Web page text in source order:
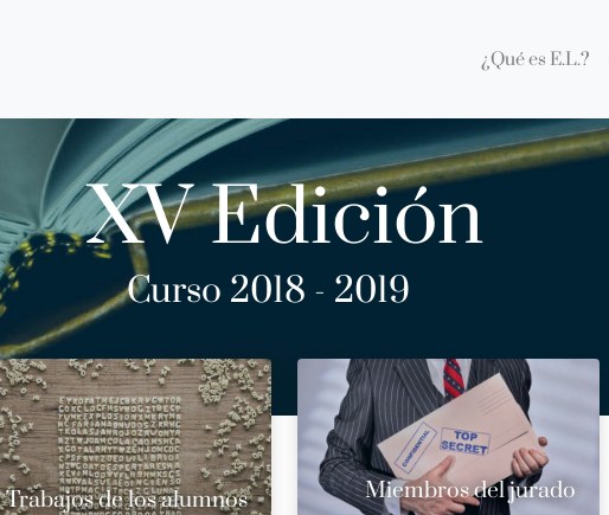
¿Qué es E.L.?
XV Edición
Curso 2018 - 2019
Trabajos de los alumnos Miembros del jurado